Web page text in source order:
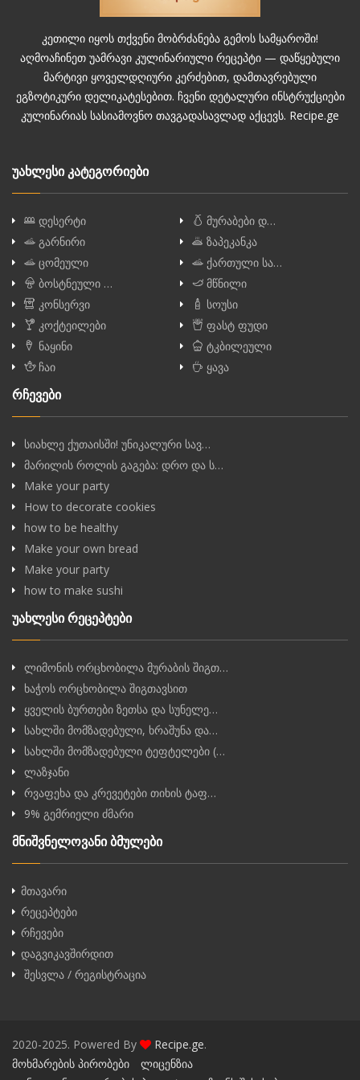
კეთილი იყოს თქვენი მობრძანება გემოს სამყაროში!
აღმოაჩინეთ უამრავი კულინარიული რეცეპტი — დაწყებული
მარტივი ყოველდღიური კერძებით, დამთავრებული
ეგზოტიკური დელიკატესებით. ჩვენი დეტალური ინსტრუქციები
კულინარიას სასიამოვნო თავგადასავლად აქცევს. Recipe.ge
უახლესი კატეგორიები
დესერტი
მურაბები დ…
გარნირი
ზაპეკანკა
ცომეული
ქართული სა…
ბოსტნეული …
მწნილი
კონსერვი
სოუსი
კოქტეილები
ფასტ ფუდი
ნაყინი
ტკბილეული
ჩაი
ყავა
რჩევები
სიახლე ქუთაისში! უნიკალური სავ…
მარილის როლის გაგება: დრო და ს…
Make your party
How to decorate cookies
how to be healthy
Make your own bread
Make your party
how to make sushi
უახლესი რეცეპტები
ლიმონის ორცხობილა მურაბის შიგთ…
ხაჭოს ორცხობილა შიგთავსით
ყველის ბურთები ზეთსა და სუნელე…
სახლში მომზადებული, ხრაშუნა და…
სახლში მომზადებული ტეფტელები (…
ლაზჯანი
რვაფეხა და კრევეტები თიხის ტაფ…
9% გემრიელი ძმარი
მნიშვნელოვანი ბმულები
მთავარი
რეცეპტები
რჩევები
დაგვიკავშირდით
შესვლა / რეგისტრაცია
2020-2025. Powered By Recipe.ge.
მოხმარების პირობები
ლიცენზია